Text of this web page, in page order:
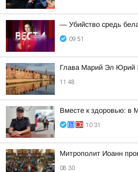
— Убийство средь
09:51
Глава Марий Эл Юрий
11:48
Вместе к здоровью: в
10:31
Митрополит Иоанн
08:30